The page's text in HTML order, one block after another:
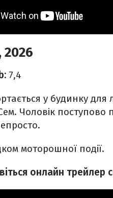
2026
7,4
у будинку
Чоловік поступово
моторошної події.
онлайн трейлер